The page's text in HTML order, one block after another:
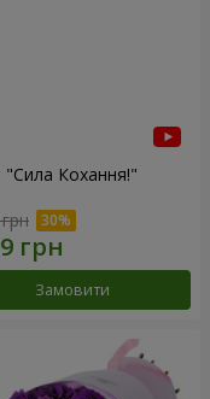
"Сила Кохання!"
Замовити